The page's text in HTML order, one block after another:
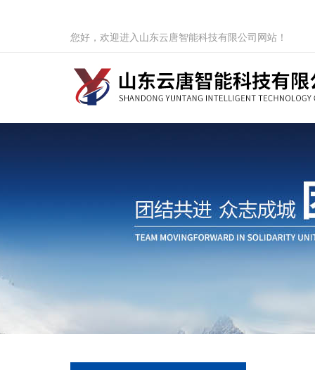
您好，欢迎进入山东云唐智能科技有限公司网站！